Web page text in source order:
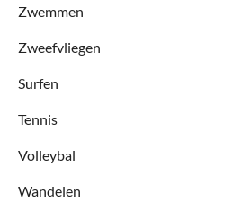
Zwemmen
Zweefvliegen
Surfen
Tennis
Volleybal
Wandelen